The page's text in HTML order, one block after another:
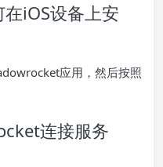
iOS设备上安
应用，然后按照
连接服务